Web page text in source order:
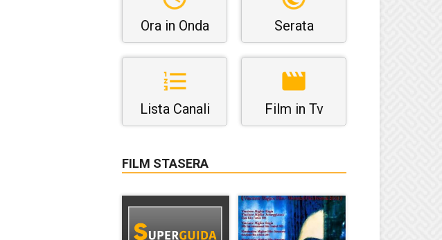
Ora in Onda Serata
Lista Canali Film in Tv
FILM STASERA